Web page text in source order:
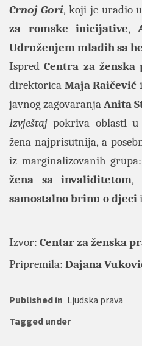
Crnoj Gori, koji je uradio
za romske inicijative,
Udruženjem mladih sa
IspredCentra za ženska
direktorica Maja Raičević
javnog zagovaranjaAnita
Izvještaj pokriva oblasti
žena najprisutnija, a
iz marginalizovanih grupa:
žena sa invaliditetom,
samostalno brinu o djeci
Izvor: Centar za ženska
Pripremila: Dajana
Published in Ljudska prava
Tagged under